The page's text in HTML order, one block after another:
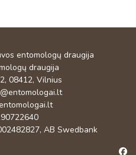
entomologų draugija
draugija
08412, Vilnius
AB Swedbank